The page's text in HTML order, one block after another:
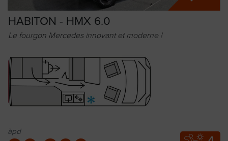
HABITON - HMX 6.0
Le fourgon Mercedes innovant et moderne !
àpd